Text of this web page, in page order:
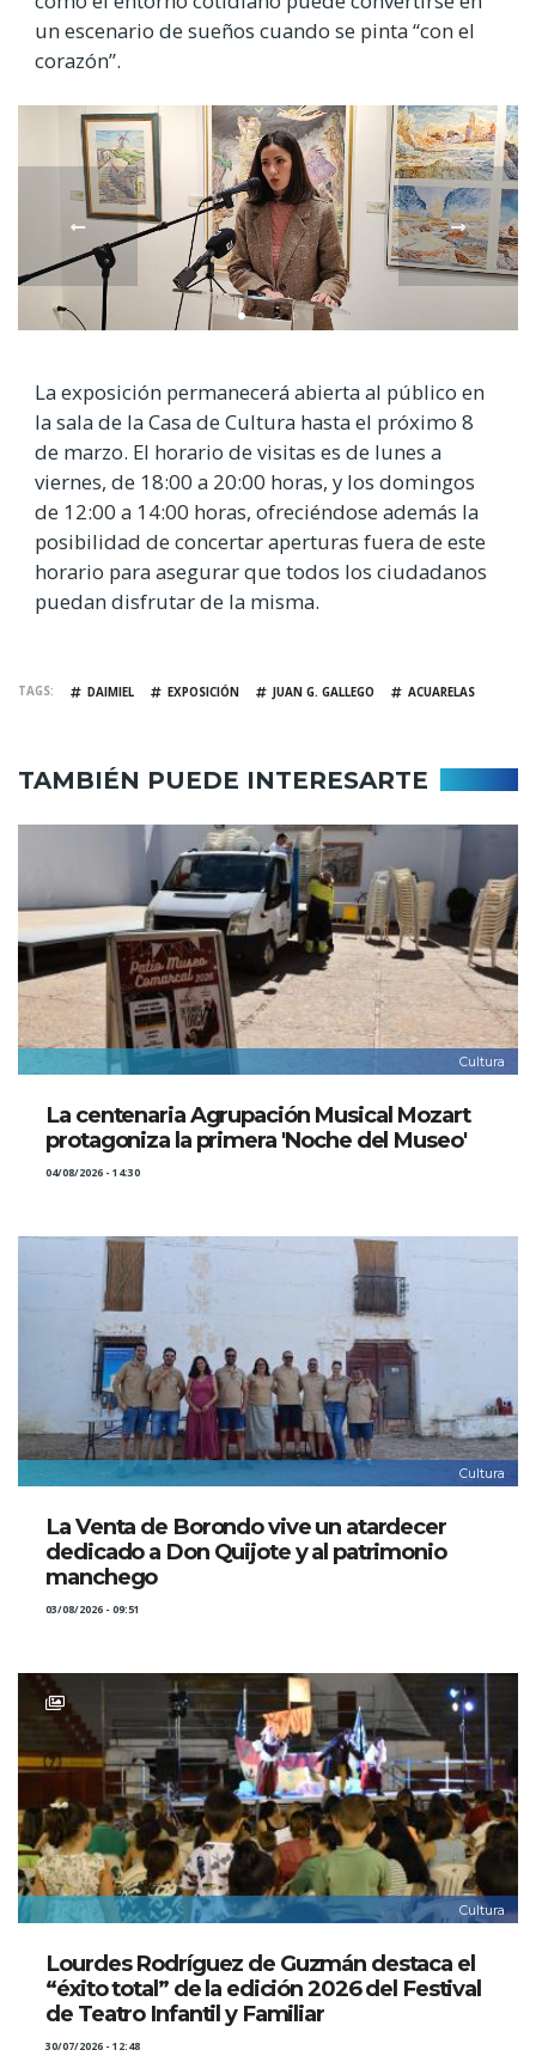
un escenario de sueños cuando se pinta “con el
corazón”.
La exposición permanecerá abierta al público en
la sala de la Casa de Cultura hasta el próximo 8
de marzo. El horario de visitas es de lunes a
viernes, de 18:00 a 20:00 horas, y los domingos
de 12:00 a 14:00 horas, ofreciéndose además la
posibilidad de concertar aperturas fuera de este
horario para asegurar que todos los ciudadanos
puedan disfrutar de la misma.
TAGS DAIMIEL EXPOSICIÓN JUAN G. GALLEGO ACUARELAS
TAMBIÉN PUEDE INTERESARTE
Cultura
La centenaria Agrupación Musical Mozart
protagoniza la primera 'Noche del Museo'
04/08/2026 - 14:30
Cultura
La Venta de Borondo vive un atardecer
dedicado a Don Quijote y al patrimonio
manchego
03/08/2026 - 09:51
Cultura
Lourdes Rodríguez de Guzmán destaca el
“éxito total” de la edición 2026 del Festival
de Teatro Infantil y Familiar
30/07/2026 - 12:48